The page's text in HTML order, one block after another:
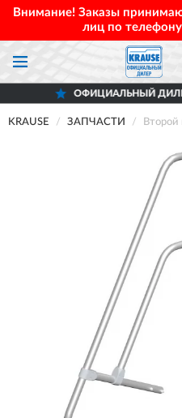
Внимание! Заказы
лиц по телефону
ОФИЦИАЛЬНЫЙ ДИЛЕР
KRAUSE ЗАПЧАСТИ Второй